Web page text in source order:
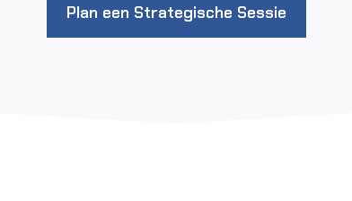
Plan een Strategische Sessie